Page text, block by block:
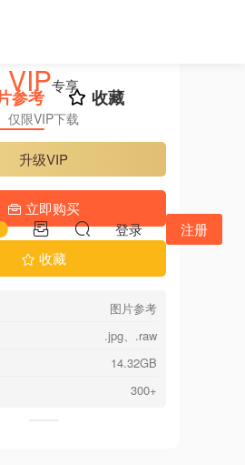
参考 收藏
登录 注册
VIP专享
仅限VIP下载
升级VIP
立即购买
收藏
图片参考
.jpg、.raw
14.32GB
300+